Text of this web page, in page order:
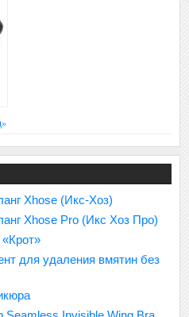
Xhose (Икс-Хоз)
Xhose Pro (Икс Хоз Про)
для удаления вмятин без